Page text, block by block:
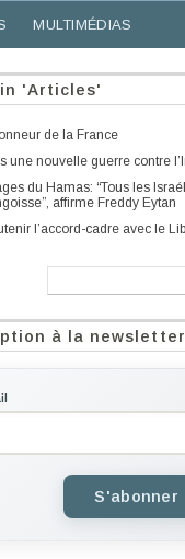
MULTIMÉDIAS
in 'Articles'
de la France
une nouvelle guerre contre
du Hamas: “Tous les
affirme Freddy Eytan
l’accord-cadre avec le
à la newsletter
S'abonner